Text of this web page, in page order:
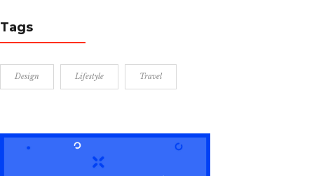
Tags
Design Lifestyle Travel